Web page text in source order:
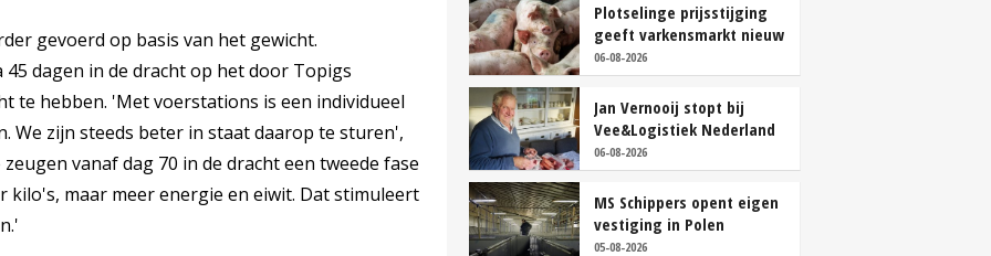
gevoerd op basis van het gewicht.
dagen in de dracht op het door Topigs
te hebben. 'Met voerstations is een individueel
We zijn steeds beter in staat daarop te sturen',
vanaf dag 70 in de dracht een tweede fase
kilo's, maar meer energie en eiwit. Dat stimuleert
Plotselinge prijsstijging
geeft varkensmarkt nieuw
perspectief
06-08-2026
Jan Vernooij stopt bij
Vee&Logistiek Nederland
06-08-2026
MS Schippers opent eigen
vestiging in Polen
05-08-2026